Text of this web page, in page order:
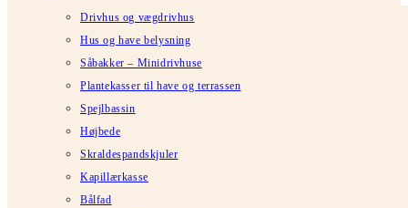
Drivhus og vægdrivhus
Hus og have belysning
Såbakker – Minidrivhuse
Plantekasser til have og terrassen
Spejlbassin
Højbede
Skraldespandskjuler
Kapillærkasse
Bålfad